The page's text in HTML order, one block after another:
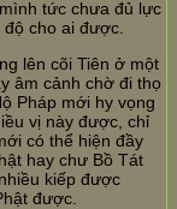
tức chưa đủ lực
cho ai được.
lên cõi Tiên ở một
âm cảnh chờ đi thọ
Pháp mới hy vọng
vị này được, chỉ
có thể hiện đầy
hay chư Bồ Tát
kiếp được
được.